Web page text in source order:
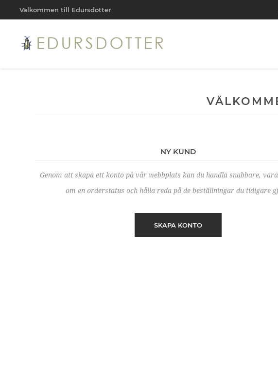
Välkommen till Edursdotter
NY KUND
Genom att skapa ett konto på vår webbplats kan du handla snabbare,
om en orderstatus och hålla reda på de beställningar du tidigare
SKAPA KONTO